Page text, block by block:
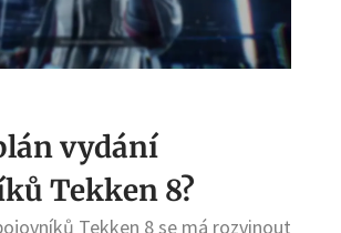
vydání
Tekken 8?
Tekken 8 se má rozvinout